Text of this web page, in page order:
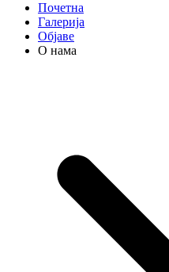
Почетна
Галерија
Објаве
О нама